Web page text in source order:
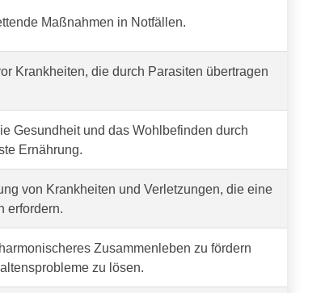
Maßnahmen in Notfällen.
Krankheiten, die durch Parasiten übertragen
Gesundheit und das Wohlbefinden durch
Ernährung.
von Krankheiten und Verletzungen, die eine
erfordern.
Zusammenleben zu fördern
zu lösen.